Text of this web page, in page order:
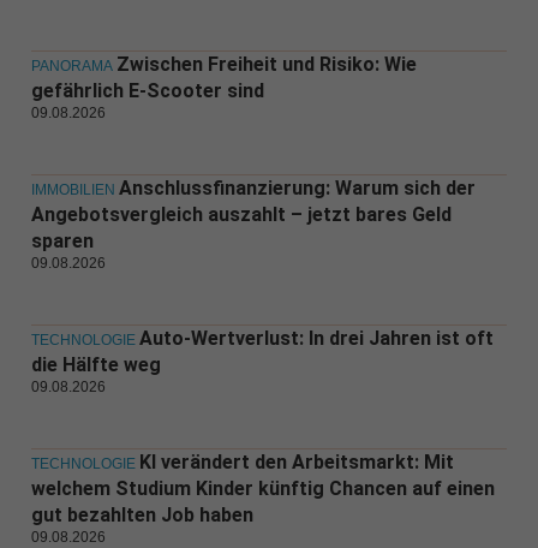
PANORAMA Zwischen Freiheit und Risiko: Wie
gefährlich E-Scooter sind
09.08.2026
IMMOBILIEN Anschlussfinanzierung: Warum sich der
Angebotsvergleich auszahlt – jetzt bares Geld
sparen
09.08.2026
TECHNOLOGIE Auto-Wertverlust: In drei Jahren ist oft
die Hälfte weg
09.08.2026
TECHNOLOGIE KI verändert den Arbeitsmarkt: Mit
welchem Studium Kinder künftig Chancen auf einen
gut bezahlten Job haben
09.08.2026